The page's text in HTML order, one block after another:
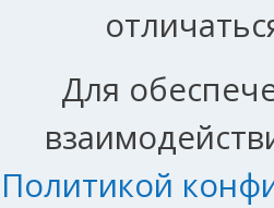
Для
Политикой